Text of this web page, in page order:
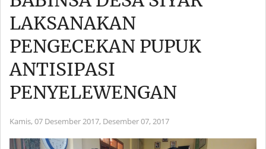
LAKSANAKAN
PENGECEKAN PUPUK
ANTISIPASI
PENYELEWENGAN
Kamis, 07 Desember 2017, Desember 07, 2017